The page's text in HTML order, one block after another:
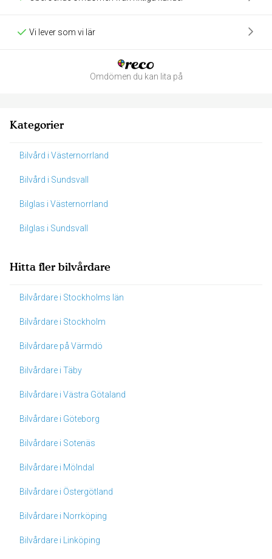
Vi lever som vi lär
Omdömen du kan lita på
Kategorier
Bilvård i Västernorrland
Bilvård i Sundsvall
Bilglas i Västernorrland
Bilglas i Sundsvall
Hitta fler bilvårdare
Bilvårdare i Stockholms län
Bilvårdare i Stockholm
Bilvårdare på Värmdö
Bilvårdare i Täby
Bilvårdare i Västra Götaland
Bilvårdare i Göteborg
Bilvårdare i Sotenäs
Bilvårdare i Mölndal
Bilvårdare i Östergötland
Bilvårdare i Norrköping
Bilvårdare i Linköping